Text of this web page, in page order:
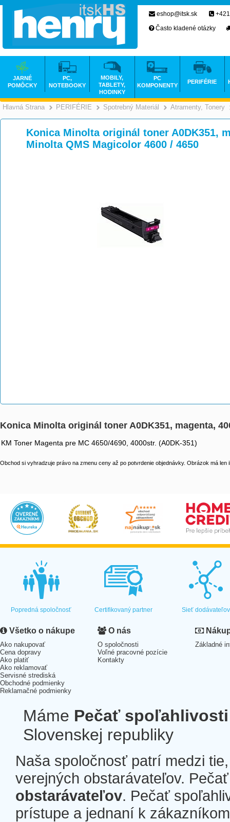
Hlavná Strana >
PERIFÉRIE >
Spotrebný Materiál >
Atramenty, Tonery
Konica Minolta originál toner A0DK351,
Minolta QMS Magicolor 4600 / 4650
Konica Minolta originál toner A0DK351, magenta,
KM Toner Magenta pre MC 4650/4690, 4000str. (A0DK-351)
Obchod si vyhradzuje právo na zmenu ceny až po potvrdenie objednávky. Obrázok má len
eshop@itsk.sk
Často kladené otázky
JARNÉ
POMÔCKY
PC,
NOTEBOOKY
MOBILY,
TABLETY,
HODINKY
PC
KOMPONENTY
PERIFÉRIE
Popredná spoločnosť Certifikovaný partner Sieť dodávateľov
Všetko o nákupe
Ako nakupovať
Cena dopravy
Ako platiť
Ako reklamovať
Servisné strediská
Obchodné podmienky
Reklamačné podmienky
O nás
O spoločnosti
Voľné pracovné pozície
Kontakty
Základné
Máme Pečať spoľahlivosti
Slovenskej republiky
Naša spoločnosť patrí medzi
verejných obstarávateľov.
obstarávateľov. Pečať
prístupe a jednaní k